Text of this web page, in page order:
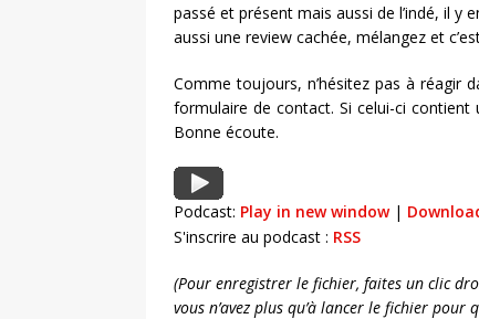
passé et présent mais aussi de l’indé, il
aussi une review cachée, mélangez et
Comme toujours, n’hésitez pas à réagir
formulaire de contact. Si celui-ci
Bonne écoute.
Podcast: Play in new window|
S'inscrire au podcast : RSS
(Pour enregistrer le fichier, faites un clic
vous n’avez plus qu’à lancer le fichier